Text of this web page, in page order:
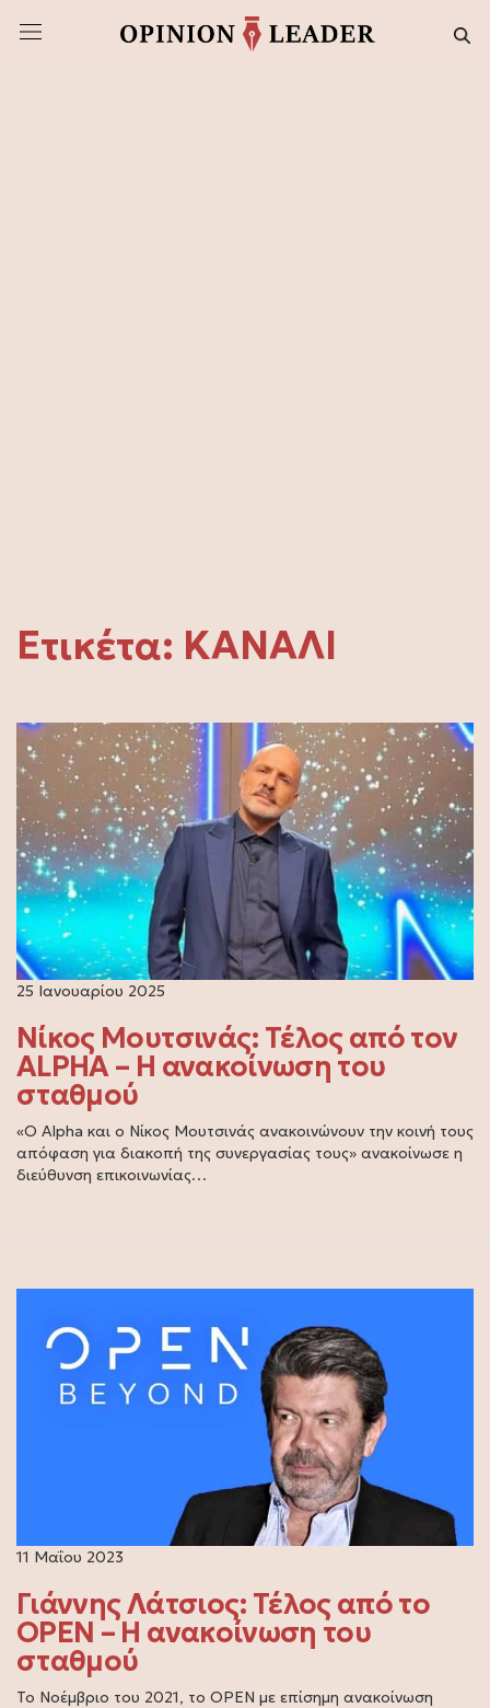
Ετικέτα: ΚΑΝΑΛΙ
25 Ιανουαρίου 2025
Νίκος Μουτσινάς: Τέλος από τον
ALPHA – Η ανακοίνωση του
σταθμού
«Ο Alpha και ο Νίκος Μουτσινάς ανακοινώνουν την κοινή τους
απόφαση για διακοπή της συνεργασίας τους» ανακοίνωσε η
διεύθυνση επικοινωνίας…
11 Μαΐου 2023
Γιάννης Λάτσιος: Τέλος από το
OPEN – Η ανακοίνωση του
σταθμού
Το Νοέμβριο του 2021, το OPEN με επίσημη ανακοίνωση